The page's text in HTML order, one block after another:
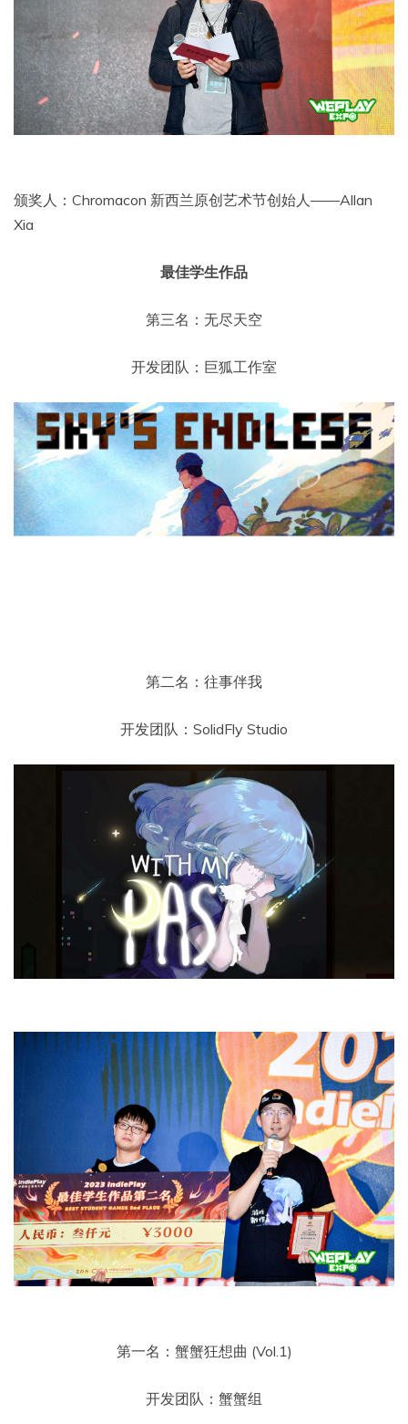
颁奖人：Chromacon 新西兰原创艺术节创始人——Allan
Xia
最佳学生作品
第三名：无尽天空
开发团队：巨狐工作室
第二名：往事伴我
开发团队：SolidFly Studio
第一名：蟹蟹狂想曲 (Vol.1)
开发团队：蟹蟹组